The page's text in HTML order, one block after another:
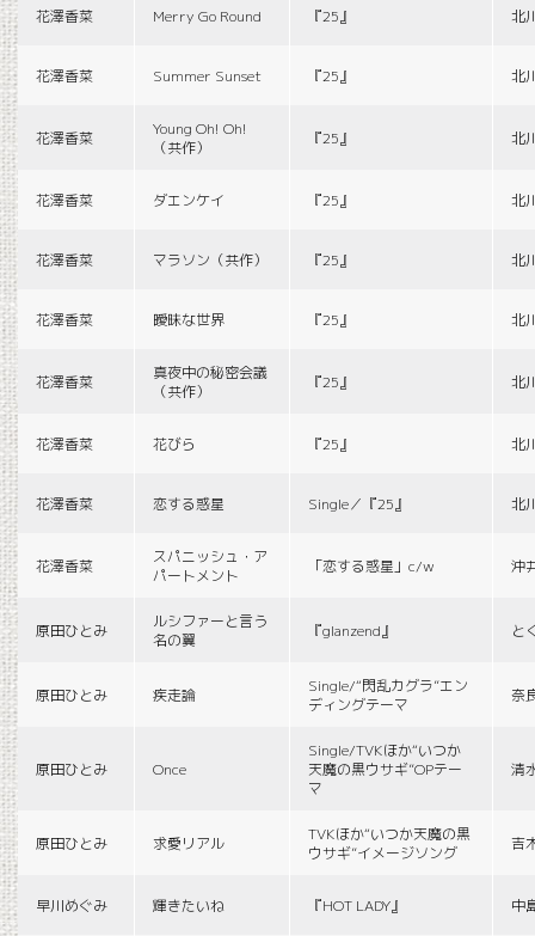
花澤香菜 Merry Go Round 『25』 北
花澤香菜 Summer Sunset 『25』 北
花澤香菜
Young Oh! Oh!
（共作）
『25』 北
花澤香菜 ダエンケイ 『25』 北
花澤香菜 マラソン（共作） 『25』 北
花澤香菜 曖昧な世界 『25』 北
花澤香菜
真夜中の秘密会議
（共作）
『25』 北
花澤香菜 花びら 『25』 北
花澤香菜 恋する惑星 Single／『25』 北
花澤香菜
スパニッシュ・ア
パートメント
「恋する惑星」c/w 沖
原田ひとみ
ルシファーと言う
名の翼
『glanzend』 と
原田ひとみ 疾走論
Single/“閃乱カグラ”エン
ディングテーマ
奈
原田ひとみ Once
Single/TVKほか“いつか
天魔の黒ウサギ”OPテー
マ
清
原田ひとみ 求愛リアル
TVKほか“いつか天魔の黒
ウサギ”イメージソング
吉
早川めぐみ 輝きたいね 『HOT LADY』 中